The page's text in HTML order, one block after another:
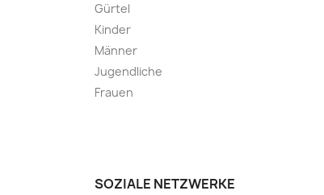
Gürtel
Kinder
Männer
Jugendliche
Frauen
SOZIALE NETZWERKE